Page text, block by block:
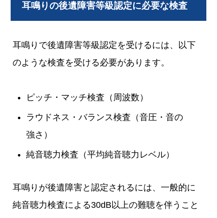
耳鳴りの後遺障害等級認定に必要な検査
耳鳴りで後遺障害等級認定を受けるには、以下
のような検査を受ける必要があります。
ピッチ・マッチ検査（周波数）
ラウドネス・バランス検査（音圧・音の
強さ）
純音聴力検査（平均純音聴力レベル）
耳鳴りが後遺障害と認定されるには、一般的に
純音聴力検査による30dB以上の難聴を伴うこと